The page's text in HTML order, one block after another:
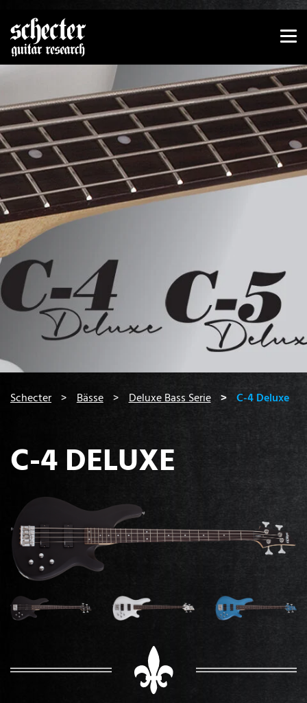
Zeige besser passende Version dieser Seite
Diese Meldung nicht mehr anzeigen
Schecter Bässe Deluxe Bass Serie C-4 Deluxe
C-4 DELUXE